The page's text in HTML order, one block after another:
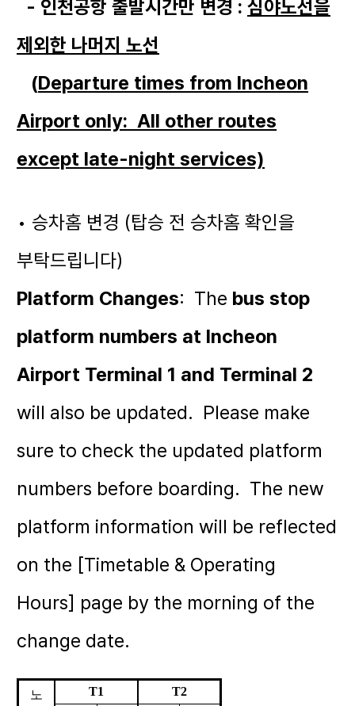
- 인천공항 출발시간만 변경 : 심야노선을
제외한 나머지 노선
(Departure times from Incheon
Airport only: All other routes
except late-night services)
• 승차홈 변경 (탑승 전 승차홈 확인을
부탁드립니다)
Platform Changes: The bus stop
platform numbers at Incheon
Airport Terminal 1 and Terminal 2
will also be updated. Please make
sure to check the updated platform
numbers before boarding. The new
platform information will be reflected
on the [Timetable & Operating
Hours] page by the morning of the
change date.
노
T1
T2